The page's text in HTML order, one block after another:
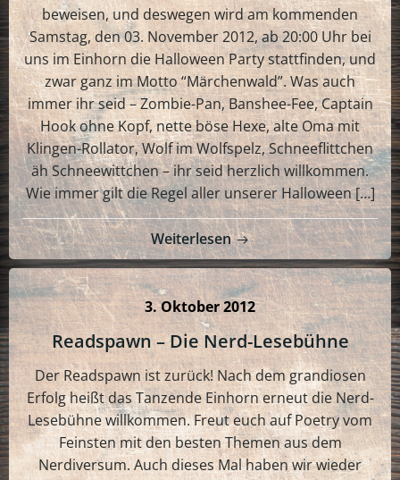
beweisen, und deswegen wird am kommenden
Samstag, den 03. November 2012, ab 20:00 Uhr bei
uns im Einhorn die Halloween Party stattfinden, und
zwar ganz im Motto “Märchenwald”. Was auch
immer ihr seid – Zombie-Pan, Banshee-Fee, Captain
Hook ohne Kopf, nette böse Hexe, alte Oma mit
Klingen-Rollator, Wolf im Wolfspelz, Schneeflittchen
äh Schneewittchen – ihr seid herzlich willkommen.
Wie immer gilt die Regel aller unserer Halloween […]
Weiterlesen
3. Oktober 2012
Readspawn – Die Nerd-Lesebühne
Der Readspawn ist zurück! Nach dem grandiosen
Erfolg heißt das Tanzende Einhorn erneut die Nerd-
Lesebühne willkommen. Freut euch auf Poetry vom
Feinsten mit den besten Themen aus dem
Nerdiversum. Auch dieses Mal haben wir wieder